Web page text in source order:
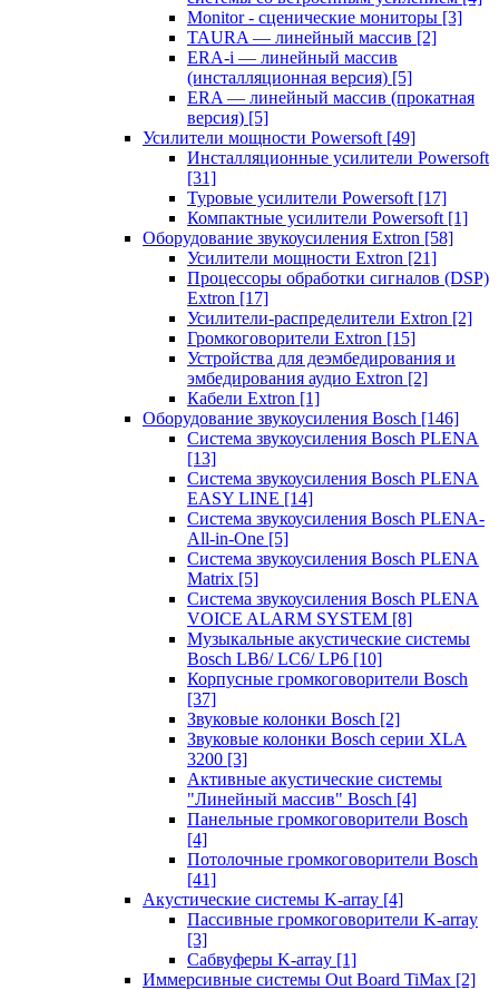
Monitor - сценические мониторы [3]
TAURA — линейный массив [2]
ERA-i — линейный массив
(инсталляционная версия) [5]
ERA — линейный массив (прокатная
версия) [5]
Усилители мощности Powersoft [49]
Инсталляционные усилители Powersoft
[31]
Туровые усилители Powersoft [17]
Компактные усилители Powersoft [1]
Оборудование звукоусиления Extron [58]
Усилители мощности Extron [21]
Процессоры обработки сигналов (DSP)
Extron [17]
Усилители-распределители Extron [2]
Громкоговорители Extron [15]
Устройства для деэмбедирования и
эмбедирования аудио Extron [2]
Кабели Extron [1]
Оборудование звукоусиления Bosch [146]
Система звукоусиления Bosch PLENA
[13]
Система звукоусиления Bosch PLENA
EASY LINE [14]
Система звукоусиления Bosch PLENA-
All-in-One [5]
Система звукоусиления Bosch PLENA
Matrix [5]
Система звукоусиления Bosch PLENA
VOICE ALARM SYSTEM [8]
Музыкальные акустические системы
Bosch LB6/ LC6/ LP6 [10]
Корпусные громкоговорители Bosch
[37]
Звуковые колонки Bosch [2]
Звуковые колонки Bosch серии XLA
3200 [3]
Активные акустические системы
"Линейный массив" Bosch [4]
Панельные громкоговорители Bosch
[4]
Потолочные громкоговорители Bosch
[41]
Акустические системы K-array [4]
Пассивные громкоговорители K-array
[3]
Сабвуферы K-array [1]
Иммерсивные системы Out Board TiMax [2]